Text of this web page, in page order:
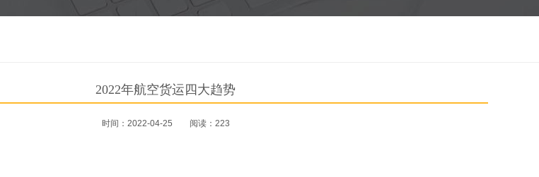
2022年航空货运四大趋势
时间：2022-04-25 阅读：223